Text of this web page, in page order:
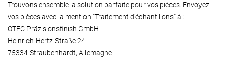
Trouvons ensemble la solution parfaite pour vos pièces. Envoyez
vos pièces avec la mention "Traitement d’échantillons" à :
OTEC Präzisionsfinish GmbH
Heinrich-Hertz-Straße 24
75334 Straubenhardt, Allemagne